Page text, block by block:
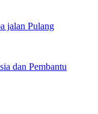
jalan Pulang
dan Pembantu